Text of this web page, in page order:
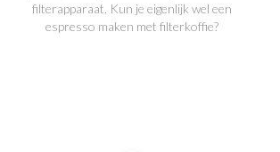
filterapparaat. Kun je eigenlijk wel een
espresso maken met filterkoffie?